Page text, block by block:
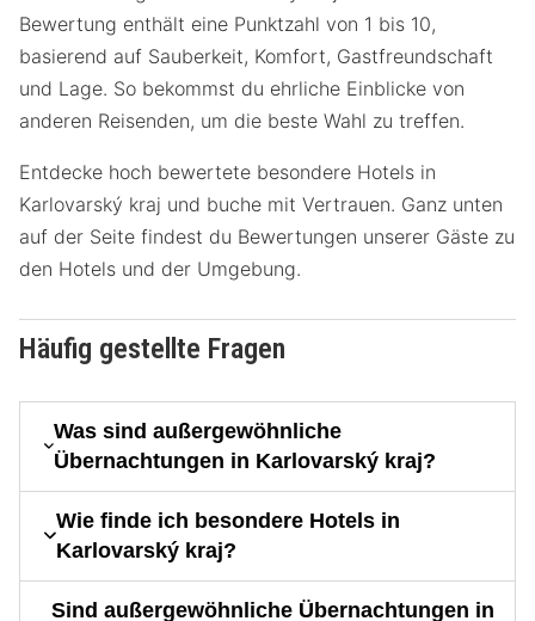
Bewertung enthält eine Punktzahl von 1 bis 10,
basierend auf Sauberkeit, Komfort, Gastfreundschaft
und Lage. So bekommst du ehrliche Einblicke von
anderen Reisenden, um die beste Wahl zu treffen.
Entdecke hoch bewertete besondere Hotels in
Karlovarský kraj und buche mit Vertrauen. Ganz unten
auf der Seite findest du Bewertungen unserer Gäste zu
den Hotels und der Umgebung.
Häufig gestellte Fragen
Was sind außergewöhnliche
Übernachtungen in Karlovarský kraj?
Wie finde ich besondere Hotels in
Karlovarský kraj?
Sind außergewöhnliche Übernachtungen in